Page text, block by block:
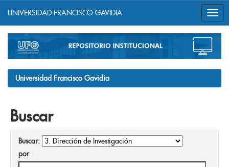
navigation
UNIVERSIDAD FRANCISCO GAVIDIA
Universidad Francisco Gavidia
Buscar
Buscar:
por